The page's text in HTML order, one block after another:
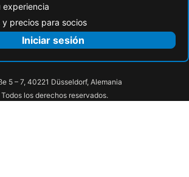
experiencia
precios para socios
Iniciar sesión
5 – 7, 40221 Düsseldorf, Alemania
los derechos reservados.